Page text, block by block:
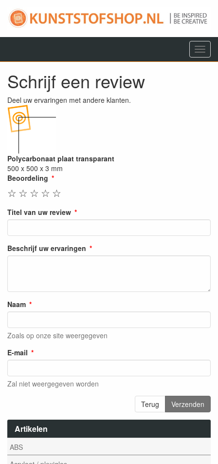
Menu
Artikelen
ABS
Schrijf een review
Deel uw ervaringen met andere klanten.
Polycarbonaat plaat transparant
500 x 500 x 3 mm
Beoordeling
☆
☆
☆
☆
☆
Titel van uw review
Beschrijf uw ervaringen
Naam
Zoals op onze site weergegeven
E-mail
Zal niet weergegeven worden
Terug Verzenden